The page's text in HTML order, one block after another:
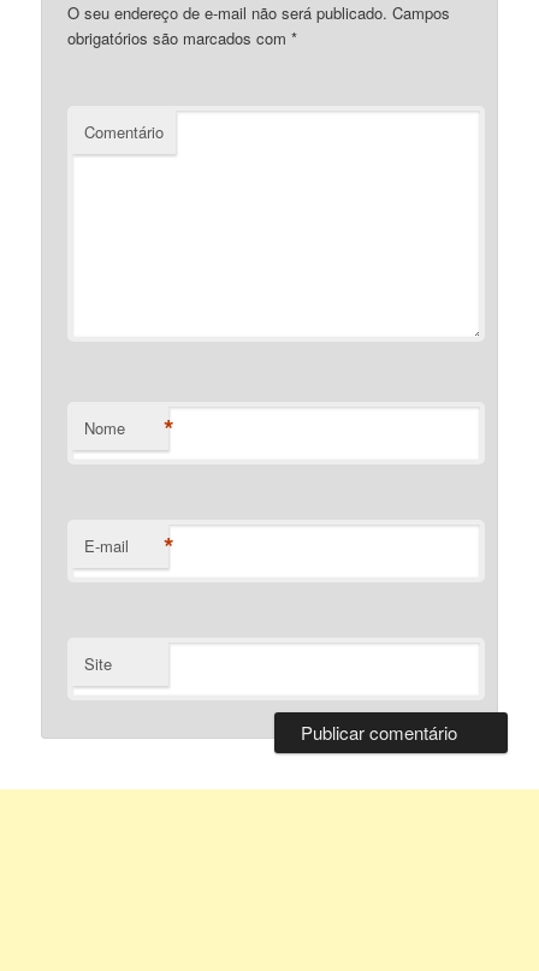
O seu endereço de e-mail não será publicado. Campos
obrigatórios são marcados com*
Comentário
Nome *
E-mail *
Site